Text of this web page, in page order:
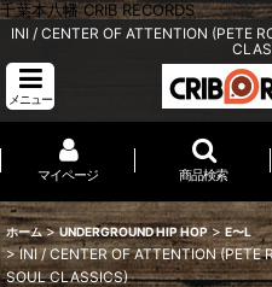
千葉本八幡 CRIB RECORDS
INI / CENTER OF ATTENTION (PETE
メニュー
マイページ 商品検索
ホーム > UNDERGROUND HIP HOP > E〜L
> INI / CENTER OF ATTENTION (PETE
SOUL CLASSICS)